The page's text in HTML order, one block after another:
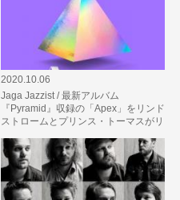
2020.10.06
Jaga Jazzist / 最新アルバム
『Pyramid』収録の「Apex」をリンド
ストロームとプリンス・トーマスがリ